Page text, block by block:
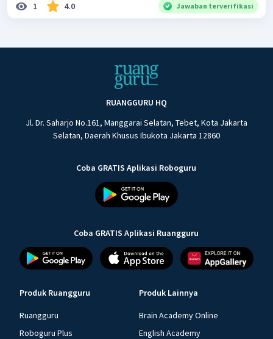
1 4.0 Jawaban terverifikasi
RUANGGURU HQ
Jl. Dr. Saharjo No.161, Manggarai Selatan, Tebet, Kota Jakarta
Selatan, Daerah Khusus Ibukota Jakarta 12860
Coba GRATIS Aplikasi Roboguru
Coba GRATIS Aplikasi Ruangguru
Produk Ruangguru
Ruangguru
Roboguru Plus
Produk Lainnya
Brain Academy Online
English Academy